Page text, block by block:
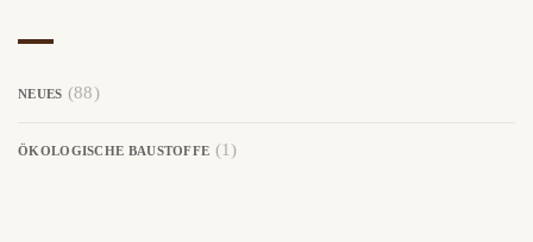
NEUES (88)
ÖKOLOGISCHE BAUSTOFFE (1)